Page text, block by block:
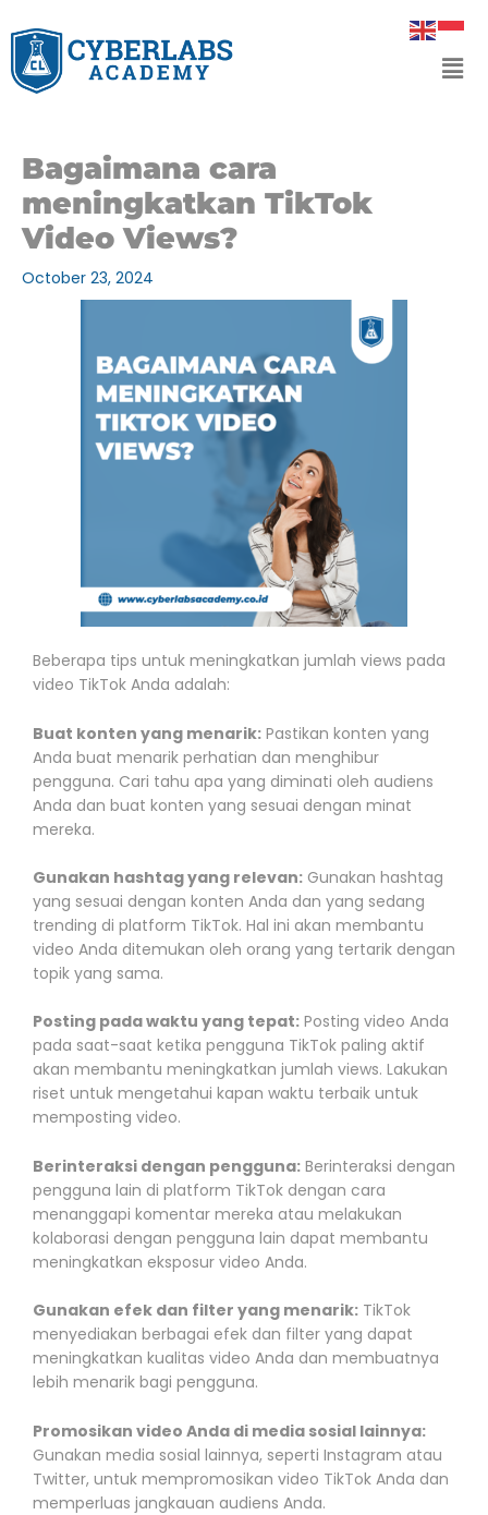
to
content
Bagaimana cara
meningkatkan TikTok
Video Views?
October 23, 2024
Beberapa tips untuk meningkatkan jumlah views pada
video TikTok Anda adalah:
Buat konten yang menarik: Pastikan konten yang
Anda buat menarik perhatian dan menghibur
pengguna. Cari tahu apa yang diminati oleh audiens
Anda dan buat konten yang sesuai dengan minat
mereka.
Gunakan hashtag yang relevan: Gunakan hashtag
yang sesuai dengan konten Anda dan yang sedang
trending di platform TikTok. Hal ini akan membantu
video Anda ditemukan oleh orang yang tertarik dengan
topik yang sama.
Posting pada waktu yang tepat: Posting video Anda
pada saat-saat ketika pengguna TikTok paling aktif
akan membantu meningkatkan jumlah views. Lakukan
riset untuk mengetahui kapan waktu terbaik untuk
memposting video.
Berinteraksi dengan pengguna: Berinteraksi dengan
pengguna lain di platform TikTok dengan cara
menanggapi komentar mereka atau melakukan
kolaborasi dengan pengguna lain dapat membantu
meningkatkan eksposur video Anda.
Gunakan efek dan filter yang menarik: TikTok
menyediakan berbagai efek dan filter yang dapat
meningkatkan kualitas video Anda dan membuatnya
lebih menarik bagi pengguna.
Promosikan video Anda di media sosial lainnya:
Gunakan media sosial lainnya, seperti Instagram atau
Twitter, untuk mempromosikan video TikTok Anda dan
memperluas jangkauan audiens Anda.